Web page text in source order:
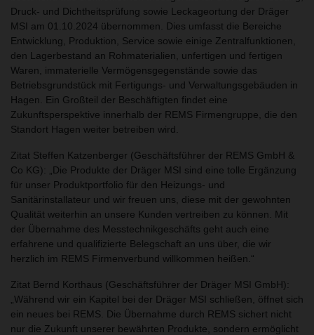
Druck- und Dichtheitsprüfung sowie Leckageortung der Dräger
MSI am 01.10.2024 übernommen. Dies umfasst die Bereiche
Entwicklung, Produktion, Service sowie einige Zentralfunktionen,
den Lagerbestand an Rohmaterialien, unfertigen und fertigen
Waren, immaterielle Vermögensgegenstände sowie das
Betriebsgrundstück mit Fertigungs- und Verwaltungsgebäuden in
Hagen. Ein Großteil der Beschäftigten findet eine
Zukunftsperspektive innerhalb der REMS Firmengruppe, die den
Standort Hagen weiter betreiben wird.
Zitat Steffen Katzenberger (Geschäftsführer der REMS GmbH &
Co KG):
Die Produkte der Dräger MSI sind eine tolle Ergänzung
für unser Produktportfolio für den Heizungs- und
Sanitärinstallateur und wir freuen uns, diese mit der gewohnten
Qualität weiterhin an unsere Kunden vertreiben zu können. Mit
der Übernahme des Messtechnikgeschäfts geht auch eine
erfahrene und qualifizierte Belegschaft an uns über, die wir
herzlich im REMS Firmenverbund willkommen heißen.
Zitat Bernd Korthaus (Geschäftsführer der Dräger MSI GmbH):
Während wir ein Kapitel bei der Dräger MSI schließen, öffnet sich
ein neues bei REMS. Die Übernahme durch REMS sichert nicht
nur die Zukunft unserer bewährten Produkte, sondern ermöglicht